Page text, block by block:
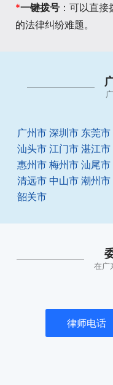
*一键拨号 ：可以直
的法律纠纷难题。
广州市 深圳市 东莞市
汕头市 江门市 湛江市
惠州市 梅州市 汕尾市
清远市 中山市 潮州市
韶关市
在广
律师电话